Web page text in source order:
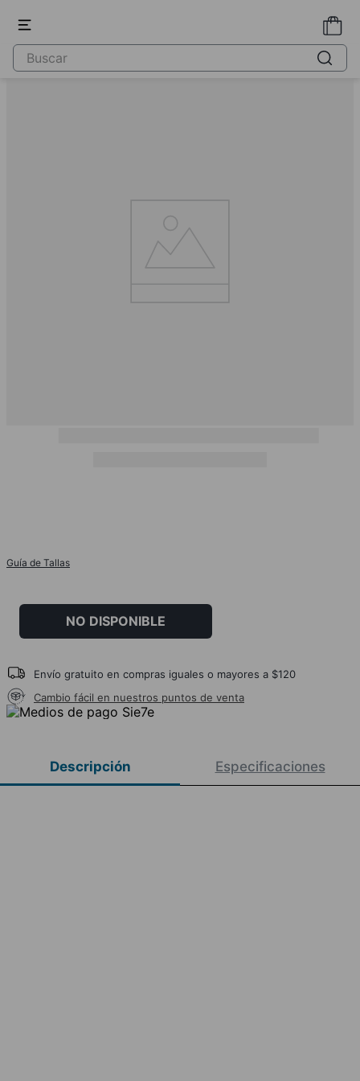
Guía de Tallas
NO DISPONIBLE
Envío gratuito en compras iguales o mayores a $120
Cambio fácil en nuestros puntos de venta
Descripción Especificaciones